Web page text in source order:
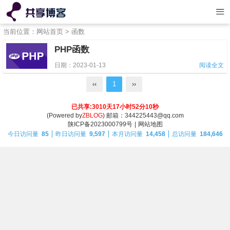
当前位置： 网站首页 > 函数
PHP函数
阅读全文
日期：2023-01-13
‹‹ 1 ››
已共享:3010天17小时52分10秒
(Powered byZBLOG) 邮箱：344225443@qq.com
陕ICP备2023000799号
网站地图
今日访问量 85 昨日访问量 9,597 本月访问量 14,458 总访问量 184,646